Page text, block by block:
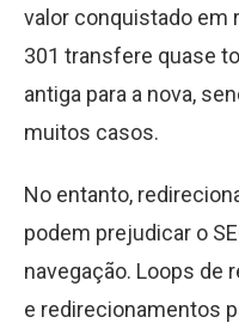
valor conquistado em
301 transfere quase
antiga para a nova,
muitos casos.
No entanto,
podem prejudicar o
navegação. Loops de
e redirecionamentos